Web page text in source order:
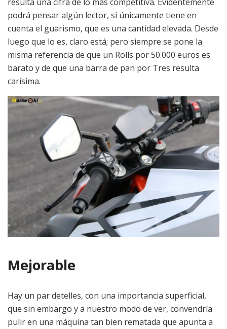
podrá pensar algún lector, si únicamente tiene en
cuenta el guarismo, que es una cantidad elevada. Desde
luego que lo es, claro está; pero siempre se pone la
misma referencia de que un Rolls por 50.000 euros es
barato y de que una barra de pan por Tres resulta
carísima.
Mejorable
Hay un par detelles, con una importancia superficial,
que sin embargo y a nuestro modo de ver, convendría
pulir en una máquina tan bien rematada que apunta a